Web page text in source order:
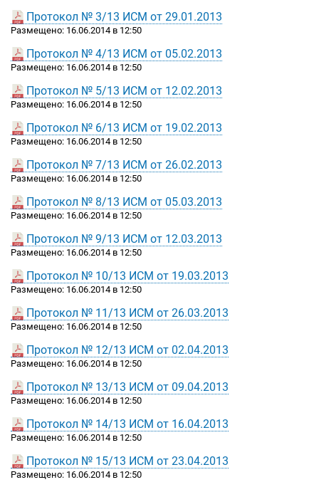
Протокол № 3/13 ИСМ от 29.01.2013
Размещено: 16.06.2014 в 12:50
Протокол № 4/13 ИСМ от 05.02.2013
Размещено: 16.06.2014 в 12:50
Протокол № 5/13 ИСМ от 12.02.2013
Размещено: 16.06.2014 в 12:50
Протокол № 6/13 ИСМ от 19.02.2013
Размещено: 16.06.2014 в 12:50
Протокол № 7/13 ИСМ от 26.02.2013
Размещено: 16.06.2014 в 12:50
Протокол № 8/13 ИСМ от 05.03.2013
Размещено: 16.06.2014 в 12:50
Протокол № 9/13 ИСМ от 12.03.2013
Размещено: 16.06.2014 в 12:50
Протокол № 10/13 ИСМ от 19.03.2013
Размещено: 16.06.2014 в 12:50
Протокол № 11/13 ИСМ от 26.03.2013
Размещено: 16.06.2014 в 12:50
Протокол № 12/13 ИСМ от 02.04.2013
Размещено: 16.06.2014 в 12:50
Протокол № 13/13 ИСМ от 09.04.2013
Размещено: 16.06.2014 в 12:50
Протокол № 14/13 ИСМ от 16.04.2013
Размещено: 16.06.2014 в 12:50
Протокол № 15/13 ИСМ от 23.04.2013
Размещено: 16.06.2014 в 12:50